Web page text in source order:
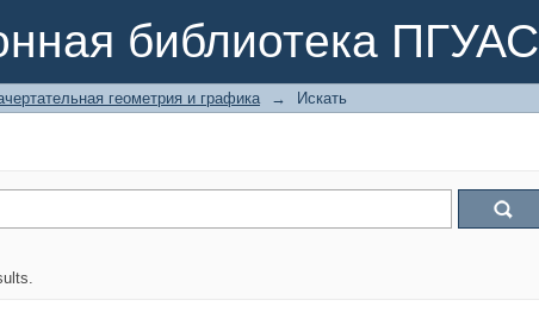
библиотека ПГУАС
геометрия и графика → Искать